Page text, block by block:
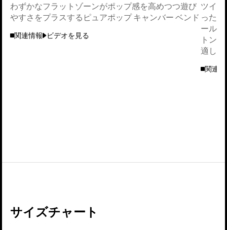
わずかなフラットゾーンがポップ感を高めつつ遊び
やすさをプラスするピュアポップ キャンバー ベンド
関連情報 ビデオを見る
ツイ
った
ール
トン
適して
関連
サイズチャート